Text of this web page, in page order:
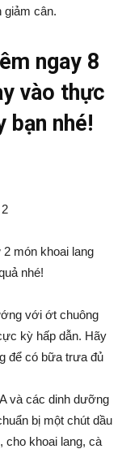
giảm cân.
ngay 8
vào thực
bạn nhé!
món khoai lang
nhé!
với ớt chuông
kỳ hấp dẫn. Hãy
để có bữa trưa đủ
và các dinh dưỡng
bị một chút dầu
cho khoai lang, cà